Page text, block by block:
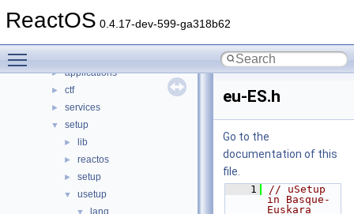
ReactOS 0.4.17-dev-599-ga318b62
▼ Files
► applications
► ctf
► services
▼ setup
► lib
► reactos
► setup
▼ usetup
lang
eu-ES.h
Go to the
documentation of this
file.
    1
// uSetup
in Basque-
Euskara